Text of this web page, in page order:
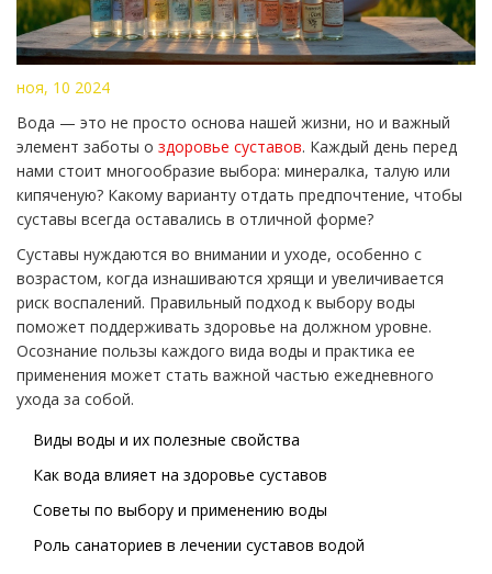
ноя, 10 2024
Вода — это не просто основа нашей жизни, но и важный
элемент заботы о здоровье суставов. Каждый день перед
нами стоит многообразие выбора: минералка, талую или
кипяченую? Какому варианту отдать предпочтение, чтобы
суставы всегда оставались в отличной форме?
Суставы нуждаются во внимании и уходе, особенно с
возрастом, когда изнашиваются хрящи и увеличивается
риск воспалений. Правильный подход к выбору воды
поможет поддерживать здоровье на должном уровне.
Осознание пользы каждого вида воды и практика ее
применения может стать важной частью ежедневного
ухода за собой.
Виды воды и их полезные свойства
Как вода влияет на здоровье суставов
Советы по выбору и применению воды
Роль санаториев в лечении суставов водой